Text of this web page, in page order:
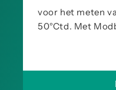
voor het meten
50°Ctd. Met